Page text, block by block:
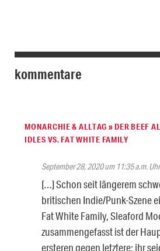
kommentare
MONARCHIE & ALLTAG » DER BEEF
IDLES VS. FAT WHITE FAMILY
September 28, 2020 um 11:35 a.m. Uhr
[…] Schon seit längerem
britischen Indie/Punk-Szene
Fat White Family, Sleaford
zusammengefasst ist der
ersteren gegen letztere: ihr